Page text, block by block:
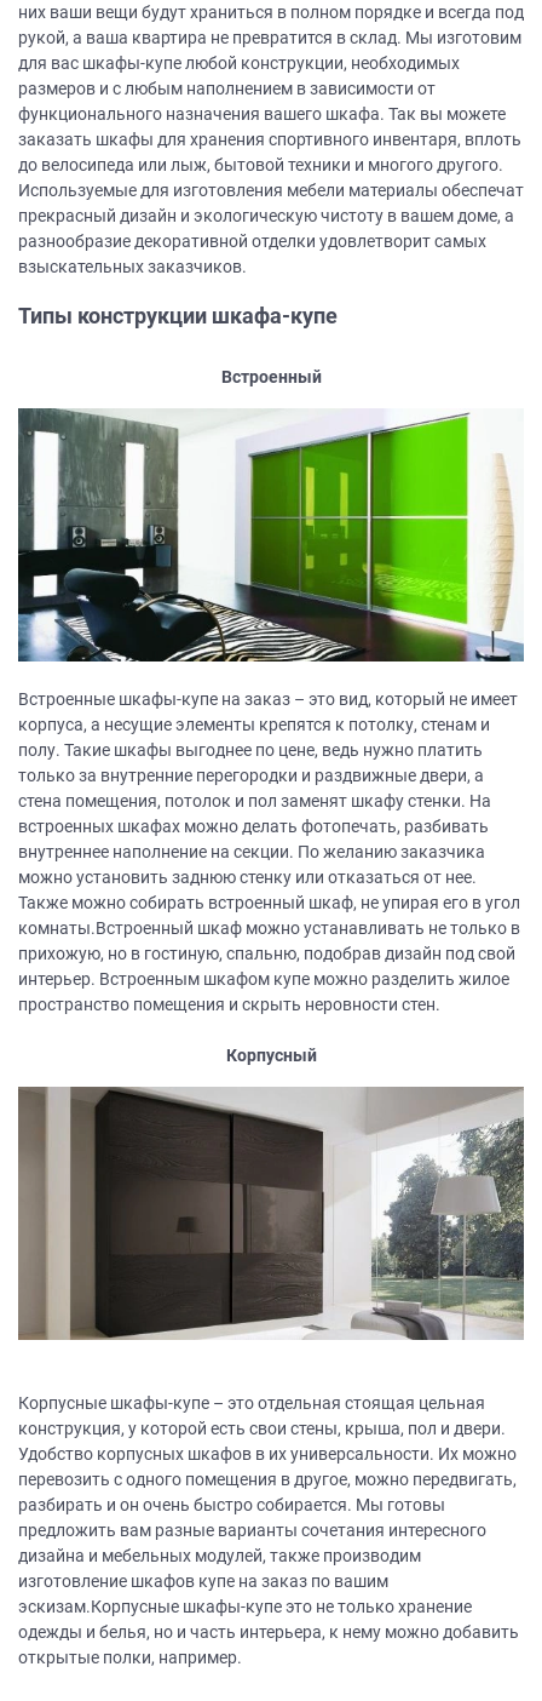
них ваши вещи будут храниться в полном порядке и всегда под
рукой, а ваша квартира не превратится в склад. Мы изготовим
для вас шкафы-купе любой конструкции, необходимых
размеров и с любым наполнением в зависимости от
функционального назначения вашего шкафа. Так вы можете
заказать шкафы для хранения спортивного инвентаря, вплоть
до велосипеда или лыж, бытовой техники и многого другого.
Используемые для изготовления мебели материалы обеспечат
прекрасный дизайн и экологическую чистоту в вашем доме, а
разнообразие декоративной отделки удовлетворит самых
взыскательных заказчиков.
Типы конструкции шкафа-купе
Встроенный
Встроенные шкафы-купе на заказ – это вид, который не имеет
корпуса, а несущие элементы крепятся к потолку, стенам и
полу. Такие шкафы выгоднее по цене, ведь нужно платить
только за внутренние перегородки и раздвижные двери, а
стена помещения, потолок и пол заменят шкафу стенки. На
встроенных шкафах можно делать фотопечать, разбивать
внутреннее наполнение на секции. По желанию заказчика
можно установить заднюю стенку или отказаться от нее.
Также можно собирать встроенный шкаф, не упирая его в угол
комнаты.Встроенный шкаф можно устанавливать не только в
прихожую, но в гостиную, спальню, подобрав дизайн под свой
интерьер. Встроенным шкафом купе можно разделить жилое
пространство помещения и скрыть неровности стен.
Корпусный
Корпусные шкафы-купе – это отдельная стоящая цельная
конструкция, у которой есть свои стены, крыша, пол и двери.
Удобство корпусных шкафов в их универсальности. Их можно
перевозить с одного помещения в другое, можно передвигать,
разбирать и он очень быстро собирается. Мы готовы
предложить вам разные варианты сочетания интересного
дизайна и мебельных модулей, также производим
изготовление шкафов купе на заказ по вашим
эскизам.Корпусные шкафы-купе это не только хранение
одежды и белья, но и часть интерьера, к нему можно добавить
открытые полки, например.